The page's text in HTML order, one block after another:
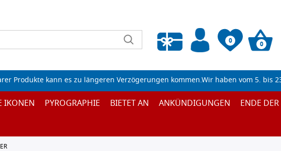
0
Wunschliste leeren
0
Produkte kann es zu längeren Verzögerungen kommen.Wir haben vom 5. bis
IKONEN PYROGRAPHIE BIETET AN ANKÜNDIGUNGEN ENDE DER